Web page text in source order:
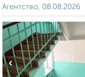
Агентство, 08.08.2026
‹